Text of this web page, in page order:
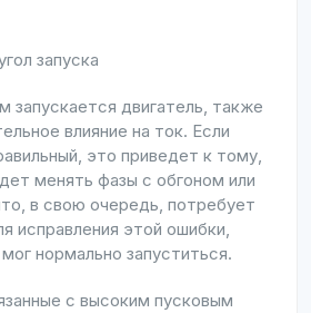
запуска
запускается двигатель, также
влияние на ток. Если
это приведет к тому,
менять фазы с обгоном или
в свою очередь, потребует
исправления этой ошибки,
нормально запуститься.
с высоким пусковым